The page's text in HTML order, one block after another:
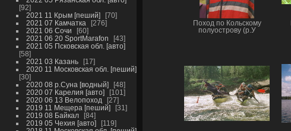
92
2021 11 Крым [пеший]
70
2021 07 Камчатка
276
2021 06 Сочи
60
2021 06 20 SportMarafon
43
2021 05 Псковская обл. [авто]
58
2021 03 Казань
17
2020 11 Московская обл. [пеший]
30
2020 08 р.Суна [водный]
48
2020 07 Карелия [авто]
101
2020 06 13 Велопоход
27
2019 11 Мещера [пеший]
31
2019 08 Байкал
84
2019 05 Чехия [авто]
119
Поход по Кольскому
полуострову (р.У